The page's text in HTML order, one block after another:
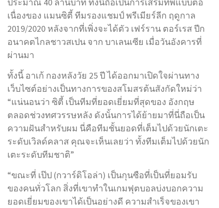
ประมาณ 40 ล้านบาท ทั้งนี้ถือเป็นการเสริมทัพแบบต่อ
เนื่องของ แมนซิตี้ ทีมรองแชมป์ พรีเมียร์ลีก ฤดูกาล
2019/2020 หลังจากที่เพิ่งจะได้ตัว เฟร์ราน ตอร์เรส ปีก
อนาคตไกลชาวสเปน จาก บาเลนเซีย เมื่อวันอังคารที่
ผ่านมา
ทั้งนี้ อาเก้ กองหลังวัย 25 ปี ได้ออกมาเปิดใจผ่านทาง
เว็บไซต์อย่างเป็นทางการของสโมสรต้นสังกัดใหม่ว่า
“แน่นอนว่า ซิตี้ เป็นทีมที่ยอดเยี่ยมที่สุดของ อังกฤษ
ตลอดช่วงทศวรรษหลัง ดังนั้นการได้ย้ายมาที่นี่ถือเป็น
ความฝันสำหรับผม นี่คือทีมชั้นยอดที่เต็มไปด้วยนักเตะ
ระดับเวิลด์คลาส คุณจะเห็นเลยว่า ทั้งทีมเต็มไปด้วยนัก
เตะระดับทีมชาติ”
“ขณะที่ เป๊ป (กวาร์ดิโอล่า) เป็นกุนซือที่เป็นที่ยอมรับ
ของคนทั่วโลก สิ่งที่เขาทำในเกมฟุตบอลบ่งบอกความ
ยอดเยี่ยมของเขาได้เป็นอย่างดี ความสำเร็จของเขา